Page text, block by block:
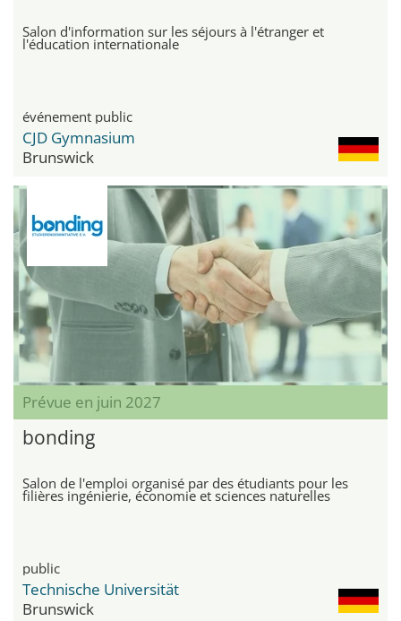
Salon d'information sur les séjours à l'étranger et
l'éducation internationale
événement public
CJD Gymnasium
Brunswick
Prévue en juin 2027
bonding
Salon de l'emploi organisé par des étudiants pour les
filières ingénierie, économie et sciences naturelles
public
Technische Universität
Brunswick